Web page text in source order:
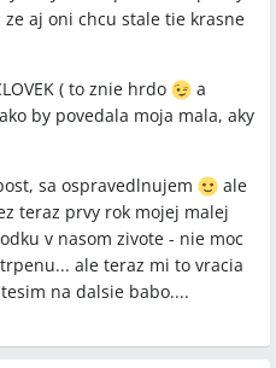
aj oni chcu stale tie krasne
( to znie hrdo
a
by povedala moja mala, aky
sa ospravedlnujem
ale
teraz prvy rok mojej malej
v nasom zivote - nie moc
ale teraz mi to vracia
na dalsie babo....